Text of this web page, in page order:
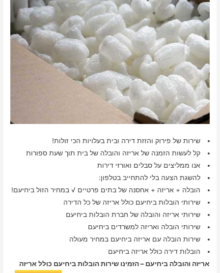
שירות של פירוק והזזת דירה ובית בעלויות הכי זולות!
קל לעשות הזמנה של אריזה והובלה של בית תוך שעת ספורות
אנו ממליצים על סבלים ואורזי דירות
להשגת הצעה בלי להתחייב בטלפון:
הובלה + אריזה + אחסנה של בתים פרטיים √ במחיר הזול ביחיעם!
שירותי הובלות ביחיעם כולל אריזה של כל הדירה
שירותי אריזה והובלה של חברת הובלות ביחיעם
שירותי הובלה ואריזה למשרדים ביחיעם
שירות הובלה עם אריזה ביחיעם במחיר מעולה
הובלות דירה כולל אריזה ביחיעם
אריזה והובלה ביחיעם – הזמינו שירות הובלות ביחיעם כולל אריזה